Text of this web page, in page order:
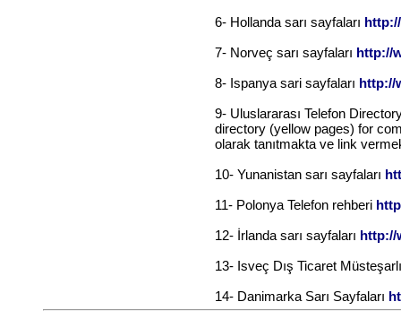
6- Hollanda sarı sayfaları
7- Norveç sarı sayfaları http://
8- Ispanya sari sayfaları http://
9- Uluslararası Telefon
directory (yellow pages) for
olarak tanıtmakta ve link
10- Yunanistan sarı sayfaları
11- Polonya Telefon rehberi
12- İrlanda sarı sayfaları http://
13- Isveç Dış Ticaret
14- Danimarka Sarı Sayfaları